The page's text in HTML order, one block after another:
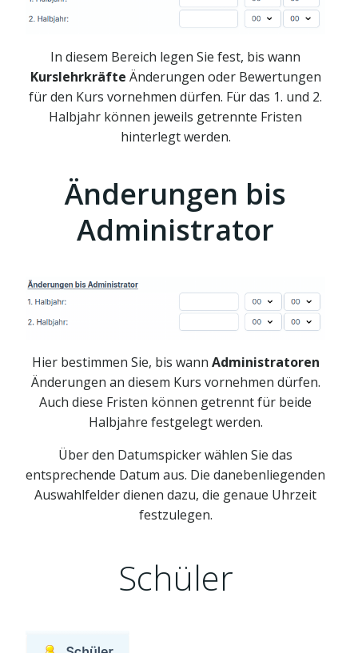
In diesem Bereich legen Sie fest, bis wann
Kurslehrkräfte Änderungen oder Bewertungen
für den Kurs vornehmen dürfen. Für das 1. und 2.
Halbjahr können jeweils getrennte Fristen
hinterlegt werden.
Änderungen bis
Administrator
Hier bestimmen Sie, bis wann Administratoren
Änderungen an diesem Kurs vornehmen dürfen.
Auch diese Fristen können getrennt für beide
Halbjahre festgelegt werden.
Über den Datumspicker wählen Sie das
entsprechende Datum aus. Die danebenliegenden
Auswahlfelder dienen dazu, die genaue Uhrzeit
festzulegen.
Schüler